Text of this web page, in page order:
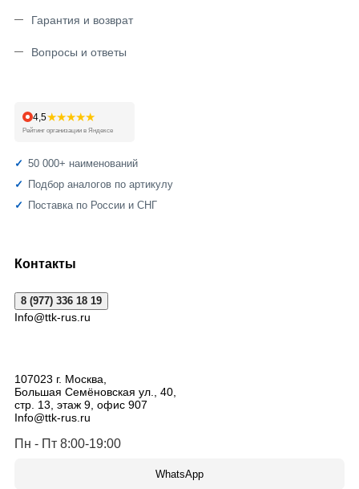
Гарантия и возврат
Вопросы и ответы
4,5★★★★★
Рейтинг организации в Яндексе
50 000+ наименований
Подбор аналогов по артикулу
Поставка по России и СНГ
Контакты
8 (977) 336 18 19
Info@ttk-rus.ru
107023 г. Москва,
Большая Семёновская ул., 40,
стр. 13, этаж 9, офис 907
Info@ttk-rus.ru
Пн - Пт 8:00-19:00
WhatsApp